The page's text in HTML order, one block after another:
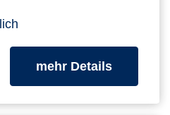
mehr Detailszum